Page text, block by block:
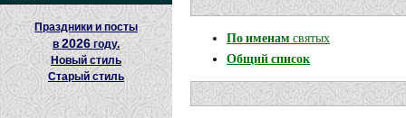
Праздники и посты
в 2026году.
Новый стиль
Старый стиль
По именам святых
Общий список